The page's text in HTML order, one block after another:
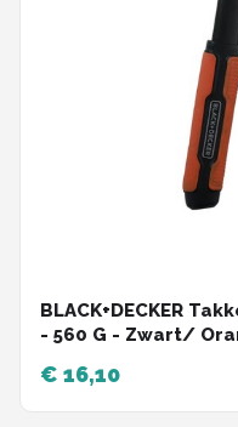
BLACK+DECKER
- 560 G - Zwart/
€ 16,10